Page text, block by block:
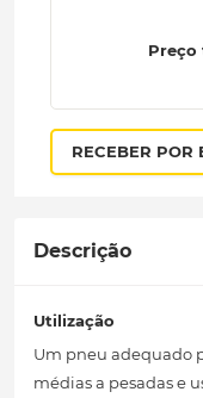
Preço
RECEBER POR
Descrição
Utilização
Um pneu adequado
médias a pesadas e